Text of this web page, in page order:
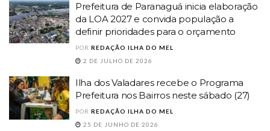
Prefeitura de Paranaguá inicia elaboração
da LOA 2027 e convida população a
definir prioridades para o orçamento
POR REDAÇÃO ILHA DO MEL
2 DE JULHO DE 2026
Ilha dos Valadares recebe o Programa
Prefeitura nos Bairros neste sábado (27)
POR REDAÇÃO ILHA DO MEL
25 DE JUNHO DE 2026